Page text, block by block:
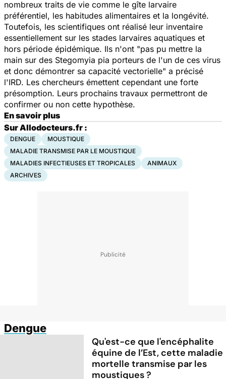
nombreux traits de vie comme le gîte larvaire
préférentiel, les habitudes alimentaires et la longévité.
Toutefois, les scientifiques ont réalisé leur inventaire
essentiellement sur les stades larvaires aquatiques et
hors période épidémique. Ils n'ont "pas pu mettre la
main sur des Stegomyia pia porteurs de l'un de ces virus
et donc démontrer sa capacité vectorielle" a précisé
l'IRD. Les chercheurs émettent cependant une forte
présomption. Leurs prochains travaux permettront de
confirmer ou non cette hypothèse.
En savoir plus
Sur Allodocteurs.fr :
DENGUE
MOUSTIQUE
MALADIE TRANSMISE PAR LE MOUSTIQUE
MALADIES INFECTIEUSES ET TROPICALES
ANIMAUX
ARCHIVES
Dengue
Qu'est-ce que l'encéphalite
équine de l’Est, cette maladie
mortelle transmise par les
moustiques ?